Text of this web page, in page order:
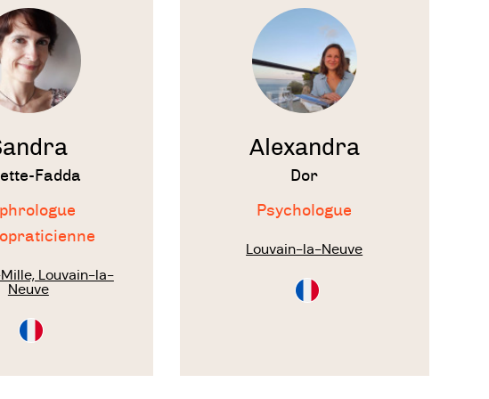
une prise en charge
des échanges de savoir-faire et
approches
problématique.
Fadda
Louvain-la-
Neuve
Consultation
en
Alexandra
Dor
Psychologue
Louvain-la-Neuve
Consultation
en